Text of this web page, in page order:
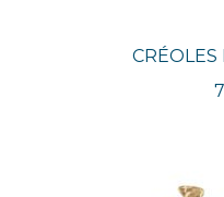
CRÉOLES